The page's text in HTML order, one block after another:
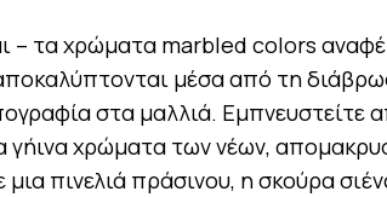
τα χρώματα marbled colors
μέσα από τη
στα μαλλιά.
γήινα χρώματα των νέων,
πινελιά πράσινου, η σκούρα